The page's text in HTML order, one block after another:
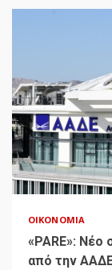
ΟΙΚΟΝΟΜΊΑ
«PARE»:
από την